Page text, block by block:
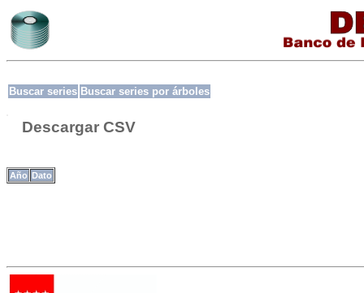
Buscar series Buscar series por árboles
Descargar CSV
Año Dato